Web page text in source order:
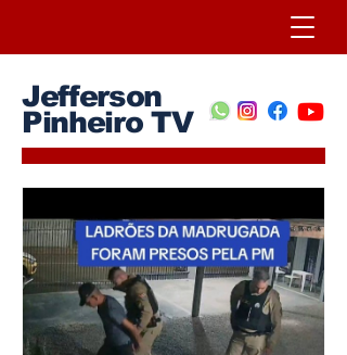
Jefferson
Pinheiro TV